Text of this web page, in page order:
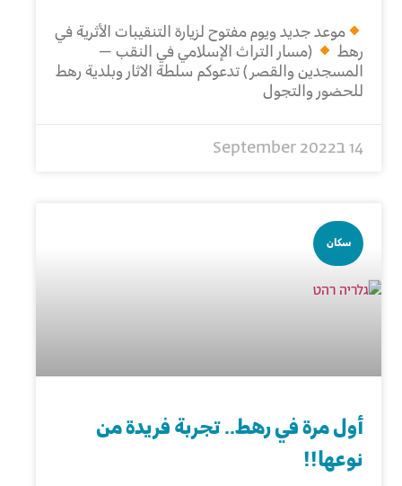
موعد جديد ويوم مفتوح لزيارة التنقيبات الأثرية في
رهط
(مسار التراث الإسلامي في النقب –
المسجدين والقصر) تدعوكم سلطة الاثار وبلدية رهط
للحضور والتجول
14 בSeptember 2022
سكان
أول مرة في رهط.. تجربة فريدة من
نوعها!!